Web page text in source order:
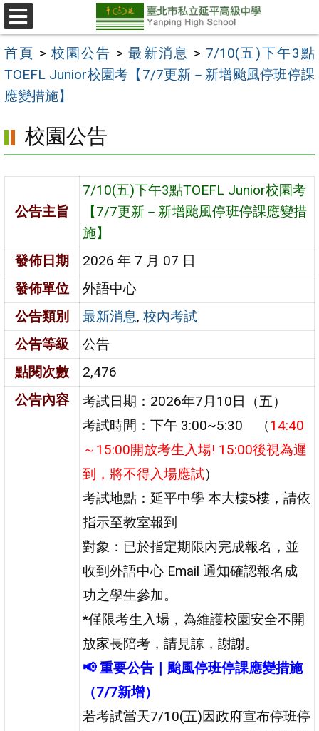
跳
至
主
要
內
選
單
首頁 >校園公告 >最新消息 > 7/10(五)下午3點
TOEFL Junior校園考【7/7更新－新增颱風停班停課
應變措施】
校園公告
公告主旨
7/10(五)下午3點TOEFL Junior校園考
【7/7更新－新增颱風停班停課應變措
施】
發佈日期
2026 年 7 月 07 日
發佈單位
外語中心
公告類別
最新消息,校內考試
公告等級
公告
點閱次數
2,476
公告內容
考試日期：2026年7月10日（五）
考試時間：下午 3:00~5:30 （14:40
～15:00開放考生入場! 15:00後視為遲
到，將不得入場應試）
考試地點：延平中學 本大樓5樓，請依
指示至教室報到
對象：已於指定期限內完成報名，並
收到外語中心 Email 通知確認報名成
功之學生參加。
*僅限考生入場，為維護校園安全不開
放家長陪考，請見諒，謝謝。
📢 重要公告｜颱風停班停課應變措施
（7/7新增）
若考試當天7/10(五)因政府宣布停班停